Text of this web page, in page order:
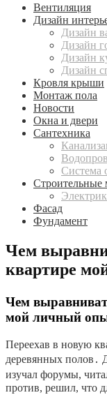
Вентиляция
Дизайн
Дизайн
Дизайн
Дизайн
Дизайн
Кровля крыши
Монтаж пола
Новости
Окна и двери
Сантехника
Система
Строительные
Фасад
Фундамент
Чем
квартире
Чем
мой личный
Переехав в новую
деревянных полов․
изучал форумы,
против, решил, что